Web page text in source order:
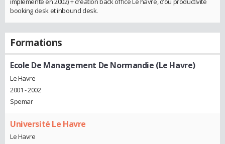
booking desk et inbound desk.
Formations
Ecole De Management De Normandie (Le Havre)
Le Havre
2001 - 2002
Spemar
Université Le Havre
Le Havre